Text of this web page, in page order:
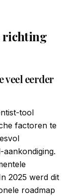
richting
veel eerder
tool
factoren te
2025 werd dit
roadmap